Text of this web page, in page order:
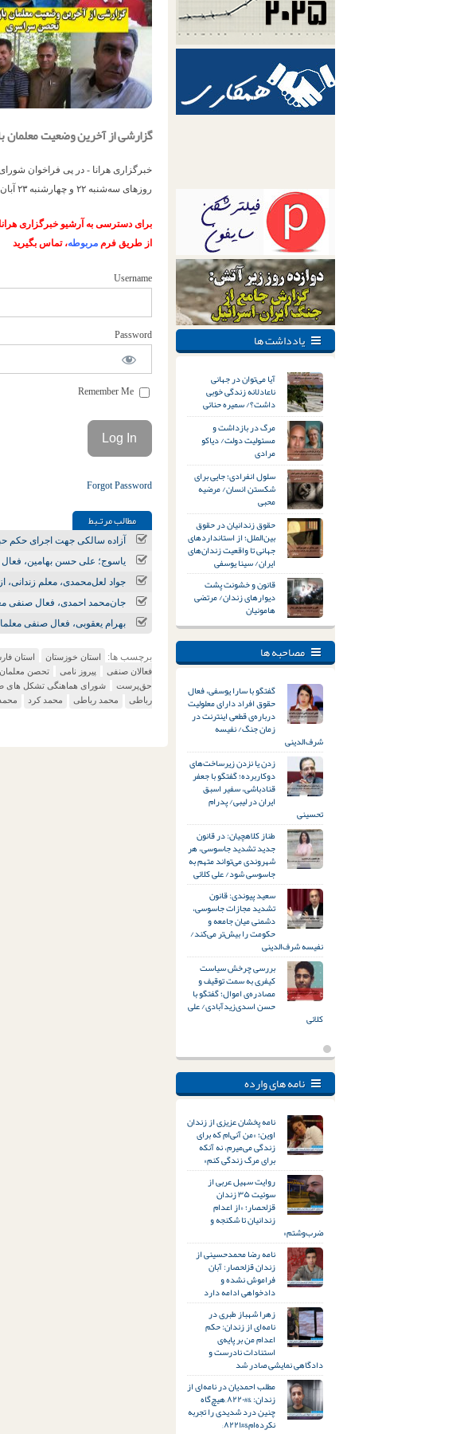
گزارشی از آخرین وضعیت
خبرگزاری هرانا - در پی فراخوان
روزهای سه‌شنبه ۲۲ و چهارشنبه ۲۳ آبان‌ماه در دفتر...
برای دسترسی به آرشیو خبرگزاری
از طریق فرم مربوطه، تماس بگیرید
Username
Password
Forgot Password
مطالب مرتـبط
آزاده سالکی جهت اجرای حکم
یاسوج؛ علی حسن بهامین،
جواد لعل‌محمدی، معلم
جان‌محمد احمدی، فعال صنفی
بهرام یعقوبی، فعال صنفی
برچسب ها: استان خوزستان استان
فعالان صنفی
پیروز نامی تحصن معلمان
حق‌پرست
شورای هماهنگی تشکل های
رباطی
محمد رباطی محمد کرد
یادداشت ها
آیا می‌توان در جهانی
ناعادلانه زندگی خوبی
داشت؟/ سمیره حنائی
مرگ در بازداشت و
مسئولیت دولت/ دیاکو
مرادی
سلول انفرادی؛ جایی برای
شکستن انسان/ مرضیه
محبی
حقوق زندانیان در حقوق
بین‌الملل؛ از استانداردهای
جهانی تا واقعیت زندان‌های
ایران/ سینا یوسفی
قانون و خشونت پشت
دیوارهای زندان/ مرتضی
هامونیان
مصاحبه ها
گفتگو با سارا یوسفی، فعال
حقوق افراد دارای معلولیت
درباره‌ی قطعی اینترنت در
زمان جنگ/ نفیسه
شرف‌الدینی
زدن یا نزدن زیرساخت‌های
دوکاربرده؛ گفتگو با جعفر
قنادباشی، سفیر اسبق
ایران در لیبی/ پدرام
تحسینی
طناز کلاهچیان: در قانون
جدید تشدید جاسوسی، هر
شهروندی می‌تواند متهم به
جاسوسی شود/ علی کلائی
سعید پیوندی: قانون
تشدید مجازات جاسوسی،
دشمنی میان جامعه و
حکومت را بیش‌تر می‌کند/
نفیسه شرف‌الدینی
بررسی چرخش سیاست
کیفری به سمت توقیف و
مصادره‌ی اموال؛ گفتگو با
حسن اسدی‌زیدآبادی/ علی
کلائی
نامه های وارده
نامه پخشان عزیزی از زندان
اوین؛ «من آنی‌ام که برای
زندگی می‌میرم، نه آنکه
برای مرگ زندگی کنم»
روایت سهیل عربی از
سوئیت ۳۵ زندان
قزلحصار؛ «از اعدام
زندانیان تا شکنجه و
ضرب‌وشتم»
نامه رضا محمدحسینی از
زندان قزلحصار: آبان
فراموش نشده و
دادخواهی ادامه دارد
زهرا شهباز طبری در
نامه‌ای از زندان: حکم
اعدام من بر پایه‌ی
استنادات نادرست و
دادگاهی نمایشی صادر شد
مطلب احمدیان در نامه‌ای از
زندان: &#۸۲۲۰;هیچ‌گاه
چنین درد شدیدی را تجربه
نکرده‌ام&#۸۲۲۱;